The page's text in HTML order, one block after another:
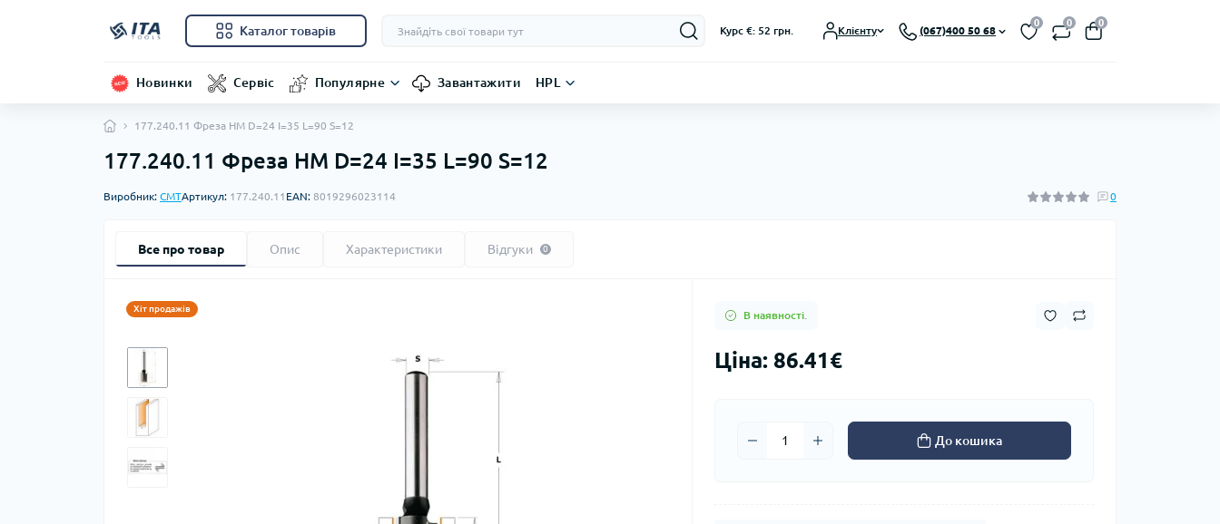
Каталог товарів Курс €: 52 грн. Клієнту (067)400 50 68
0 0 0
Новинки Сервіс Популярне Завантажити HPL
177.240.11 Фреза HM D=24 I=35 L=90 S=12
177.240.11 Фреза HM D=24 I=35 L=90 S=12
Виробник: CMTАртикул: 177.240.11 EAN: 8019296023114 0
Все про товар Опис Характеристики Відгуки 0
Хіт продажів
В наявності.
Ціна: 86.41€
До кошика